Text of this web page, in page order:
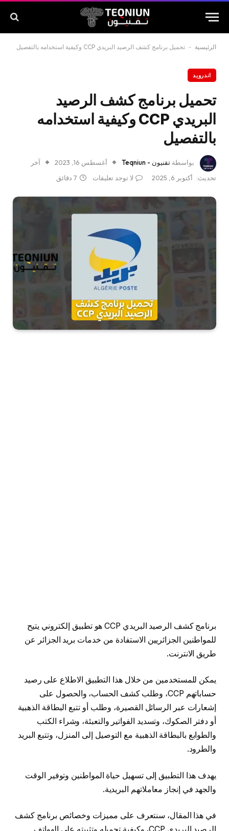
الرئيسية - تحميل برنامج كشف الرصيد البريدي CCP وكيفية استخدامه بالتفصيل
اندرويد
تحميل برنامج كشف الرصيد
البريدي CCP وكيفية استخدامه
بالتفصيل
بواسطة تقنيون - Teqniun أغسطس 16, 2023
آخر
تحديث:
أكتوبر 6, 2025 لا توجد تعليقات 7 دقائق
برنامج كشف الرصيد البريدي CCP هو تطبيق إلكتروني يتيح
للمواطنين الجزائريين الاستفادة من خدمات بريد الجزائر عن
طريق الانترنت.
يمكن للمستخدمين من خلال هذا التطبيق الاطلاع على رصيد
حساباتهم CCP، وطلب كشف الحساب، والحصول على
إشعارات عبر الرسائل القصيرة، وطلب أو تتبع البطاقة الذهبية
أو دفتر الصكوك، وتسديد الفواتير والتعبئة، وشراء الكتب
والطوابع بالبطاقة الذهبية مع التوصيل إلى المنزل، وتتبع البريد
والطرود.
يهدف هذا التطبيق إلى تسهيل حياة المواطنين وتوفير الوقت
والجهد في إنجاز معاملاتهم البريدية.
في هذا المقال، سنتعرف على مميزات وخصائص برنامج كشف